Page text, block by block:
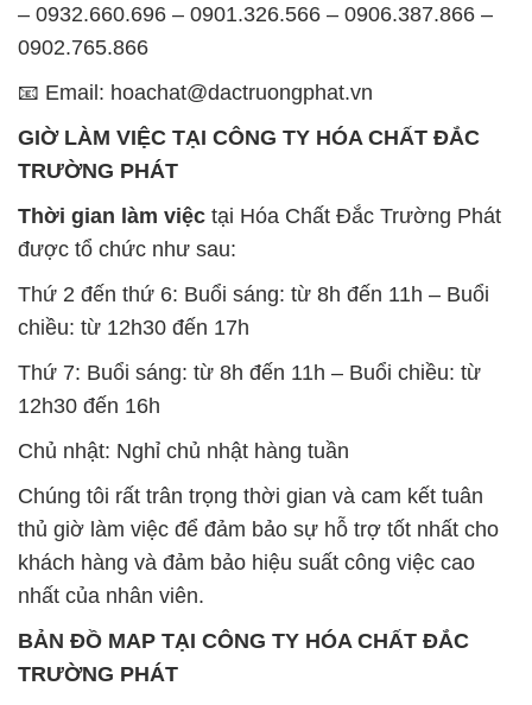
– 0932.660.696 – 0901.326.566 – 0906.387.866 –
0902.765.866
📧 Email: hoachat@dactruongphat.vn
GIỜ LÀM VIỆC TẠI CÔNG TY HÓA CHẤT ĐẮC
TRƯỜNG PHÁT
Thời gian làm việc tại Hóa Chất Đắc Trường Phát
được tổ chức như sau:
Thứ 2 đến thứ 6: Buổi sáng: từ 8h đến 11h – Buổi
chiều: từ 12h30 đến 17h
Thứ 7: Buổi sáng: từ 8h đến 11h – Buổi chiều: từ
12h30 đến 16h
Chủ nhật: Nghỉ chủ nhật hàng tuần
Chúng tôi rất trân trọng thời gian và cam kết tuân
thủ giờ làm việc để đảm bảo sự hỗ trợ tốt nhất cho
khách hàng và đảm bảo hiệu suất công việc cao
nhất của nhân viên.
BẢN ĐỒ MAP TẠI CÔNG TY HÓA CHẤT ĐẮC
TRƯỜNG PHÁT